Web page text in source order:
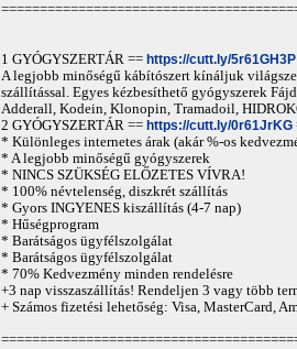
1 GYÓGYSZERTÁR == https://cutt.ly/5r61GH3P
A legjobb minőségű kábítószert kínáljuk
szállítással. Egyes kézbesíthető gyógyszerek
Adderall, Kodein, Klonopin, Tramadoil,
2 GYÓGYSZERTÁR == https://cutt.ly/0r61JrKG
* Különleges internetes árak (akár %-os
* A legjobb minőségű gyógyszerek
* NINCS SZÜKSÉG ELŐZETES VÍVRA!
* 100% névtelenség, diszkrét szállítás
* Gyors INGYENES kiszállítás (4-7 nap)
* Hűségprogram
* Barátságos ügyfélszolgálat
* Barátságos ügyfélszolgálat
* 70% Kedvezmény minden rendelésre
+3 nap visszaszállítás! Rendeljen 3 vagy több
+ Számos fizetési lehetőség: Visa, MasterCard,